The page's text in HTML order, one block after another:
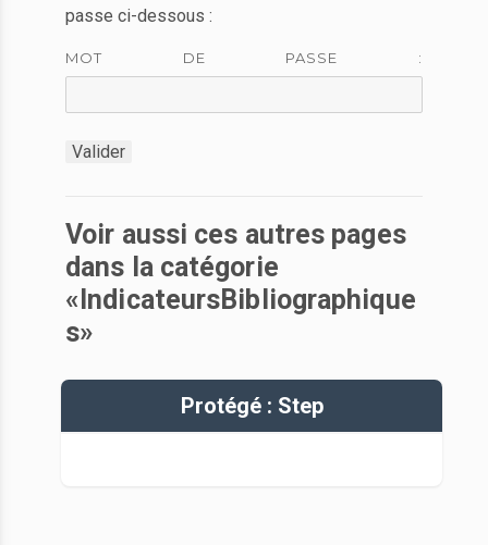
passe ci-dessous :
MOT DE PASSE :
Voir aussi ces autres pages
dans la catégorie
«IndicateursBibliographique
s»
Protégé : Step